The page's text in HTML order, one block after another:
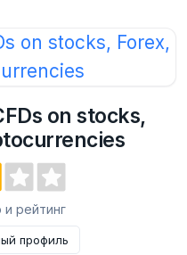
on stocks,
и рейтинг
профиль